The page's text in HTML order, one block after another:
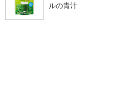
ルの青汁